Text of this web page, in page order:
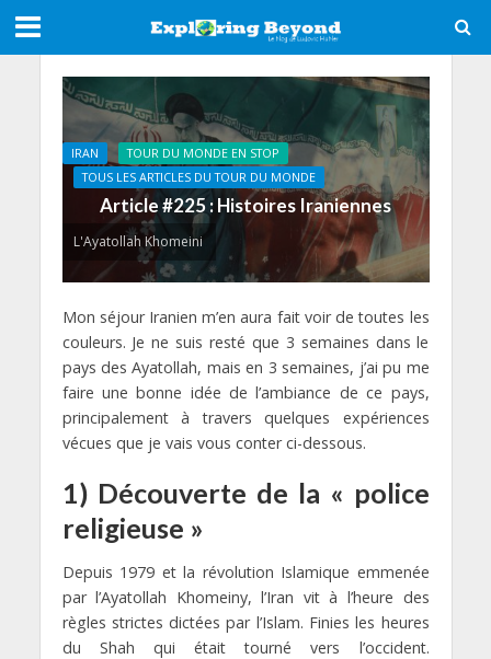
IRAN
TOUR DU MONDE EN STOP
TOUS LES ARTICLES DU TOUR DU MONDE
Article #225 : Histoires Iraniennes
L'Ayatollah Khomeini
Mon séjour Iranien m’en aura fait voir de toutes les
couleurs. Je ne suis resté que 3 semaines dans le
pays des Ayatollah, mais en 3 semaines, j’ai pu me
faire une bonne idée de l’ambiance de ce pays,
principalement à travers quelques expériences
vécues que je vais vous conter ci-dessous.
1) Découverte de la « police
religieuse »
Depuis 1979 et la révolution Islamique emmenée
par l’Ayatollah Khomeiny, l’Iran vit à l’heure des
règles strictes dictées par l’Islam. Finies les heures
du Shah qui était tourné vers l’occident.